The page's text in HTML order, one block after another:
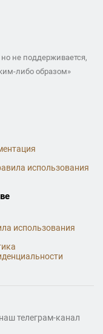
но не поддерживается,
либо образом»
использования
использования
телеграм-канал